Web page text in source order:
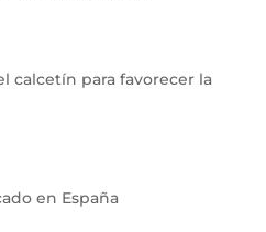
calcetín para favorecer la
en España